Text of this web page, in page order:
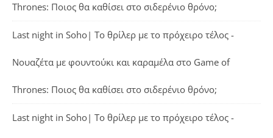
Thrones: Ποιος θα καθίσει στο σιδερένιο θρόνο;
Last night in Soho| Το θρίλερ με το πρόχειρο τέλος -
Νουαζέτα με φουντούκι και καραμέλα στο Game of
Thrones: Ποιος θα καθίσει στο σιδερένιο θρόνο;
Last night in Soho| Το θρίλερ με το πρόχειρο τέλος -